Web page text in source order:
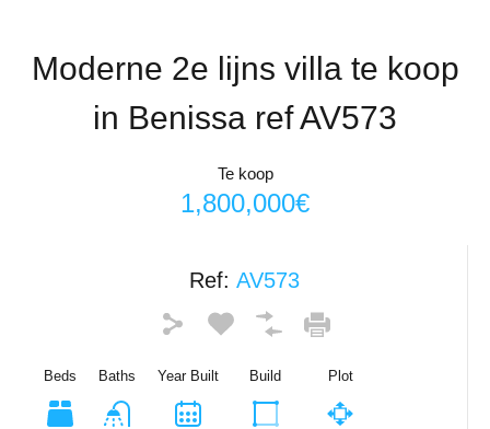
Moderne 2e lijns villa te koop
in Benissa ref AV573
Te koop
1,800,000€
Ref: AV573
Beds Baths Year Built Build Plot